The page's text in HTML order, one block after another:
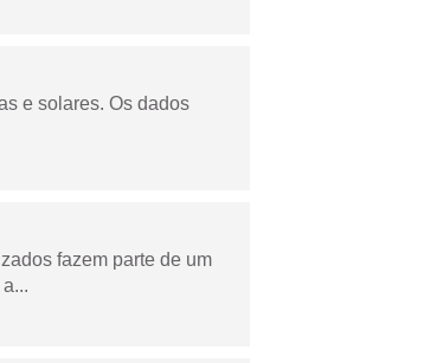
e solares. Os dados
fazem parte de um